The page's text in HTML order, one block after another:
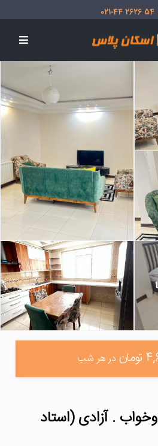
54 2626 021-44
در هر شب
. آزادی (استاد